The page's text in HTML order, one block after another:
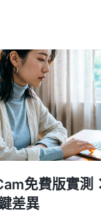
免費版實測
差異